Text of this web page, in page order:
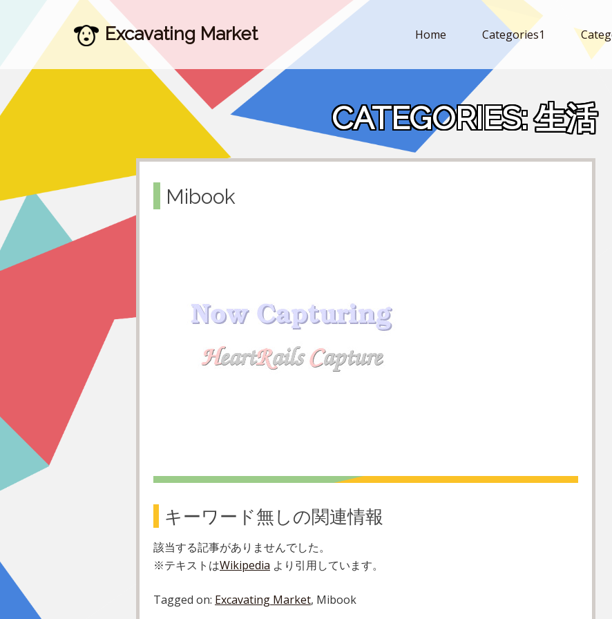
Excavating Market Home Categories1
CATEGORIES:生活
Mibook
キーワード無しの関連情報
該当する記事がありませんでした。
※テキストはWikipedia より引用しています。
Tagged on: Excavating Market, Mibook